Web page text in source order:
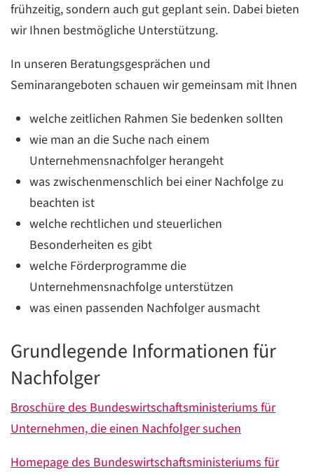
frühzeitig, sondern auch gut geplant sein. Dabei bieten
wir Ihnen bestmögliche Unterstützung.
In unseren Beratungsgesprächen und
Seminarangeboten schauen wir gemeinsam mit Ihnen
welche zeitlichen Rahmen Sie bedenken sollten
wie man an die Suche nach einem
Unternehmensnachfolger herangeht
was zwischenmenschlich bei einer Nachfolge zu
beachten ist
welche rechtlichen und steuerlichen
Besonderheiten es gibt
welche Förderprogramme die
Unternehmensnachfolge unterstützen
was einen passenden Nachfolger ausmacht
Grundlegende Informationen für
Nachfolger
Broschüre des Bundeswirtschaftsministeriums für
Unternehmen, die einen Nachfolger suchen
Homepage des Bundeswirtschaftsministeriums für